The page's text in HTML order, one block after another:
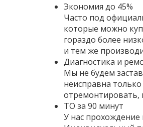
Экономия до 45%
Часто под
которые можно
гораздо более
и тем же
Диагностика и
Мы не будем
неисправна
ТО за 90 минут
У нас прохождение